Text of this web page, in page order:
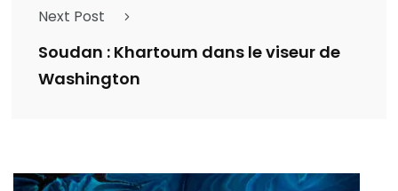
Next Post
Soudan : Khartoum dans le viseur de
Washington